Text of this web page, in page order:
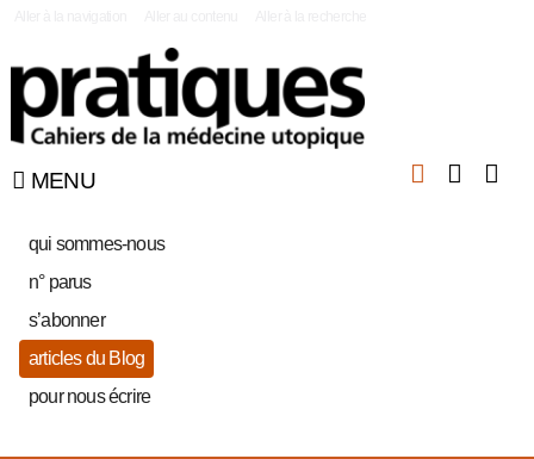
MENU
qui sommes-nous
n° parus
s’abonner
articles du Blog
pour nous écrire